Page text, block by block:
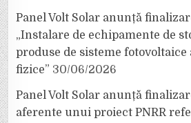
Panel Volt Solar anunță
„Instalare de echipamente de
produse de sisteme fotovoltaice
fizice” 30/06/2026
Panel Volt Solar anunță
aferente unui proiect PNRR